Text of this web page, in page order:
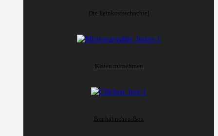
Die Feinkostsschachtel
Kisten mitnehmen
Brathähnchen-Box